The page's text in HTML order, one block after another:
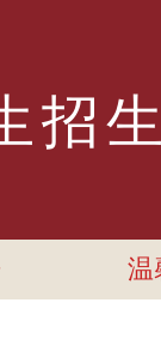
招
温